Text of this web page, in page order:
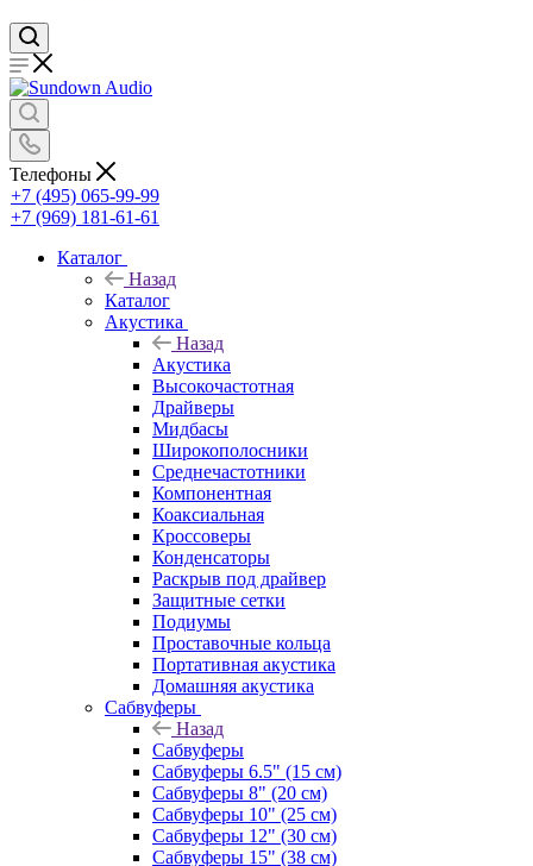
Телефоны
+7 (495) 065-99-99
+7 (969) 181-61-61
Каталог
Назад
Каталог
Акустика
Назад
Акустика
Высокочастотная
Драйверы
Мидбасы
Широкополосники
Среднечастотники
Компонентная
Коаксиальная
Кроссоверы
Конденсаторы
Раскрыв под драйвер
Защитные сетки
Подиумы
Проставочные кольца
Портативная акустика
Домашняя акустика
Сабвуферы
Назад
Сабвуферы
Сабвуферы 6.5" (15 см)
Сабвуферы 8" (20 см)
Сабвуферы 10" (25 см)
Сабвуферы 12" (30 см)
Сабвуферы 15" (38 см)